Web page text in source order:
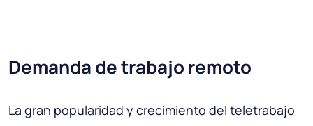
Demanda de trabajo remoto
La gran popularidad y crecimiento del teletrabajo